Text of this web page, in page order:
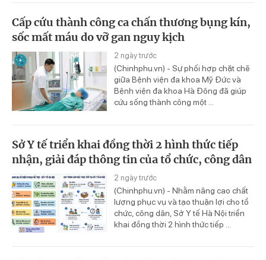
Cấp cứu thành công ca chấn thương bụng kín,
sốc mất máu do vỡ gan nguy kịch
2 ngày trước
(Chinhphu.vn) - Sự phối hợp chặt chẽ
giữa Bệnh viện đa khoa Mỹ Đức và
Bệnh viện đa khoa Hà Đông đã giúp
cứu sống thành công một ...
Sở Y tế triển khai đồng thời 2 hình thức tiếp
nhận, giải đáp thông tin của tổ chức, công dân
2 ngày trước
(Chinhphu.vn) - Nhằm nâng cao chất
lượng phục vụ và tạo thuận lợi cho tổ
chức, công dân, Sở Y tế Hà Nội triển
khai đồng thời 2 hình thức tiếp ...